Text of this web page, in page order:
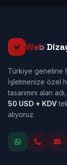
Web
Türkiye geneline
İşletmenize özel
tasarımını alan
50 USD + KDV
alıyoruz.